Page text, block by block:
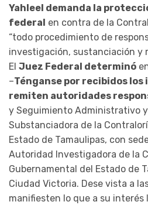
Yahleel demanda la
federal en contra de la
“todo procedimiento de
investigación, sustanciación y
El Juez Federal determinó
–Ténganse por recibidos
remiten autoridades
y Seguimiento Administrativo
Substanciadora de la
Estado de Tamaulipas, con
Autoridad Investigadora de la
Gubernamental del Estado de
Ciudad Victoria. Dese vista a
manifiesten lo que a su interés